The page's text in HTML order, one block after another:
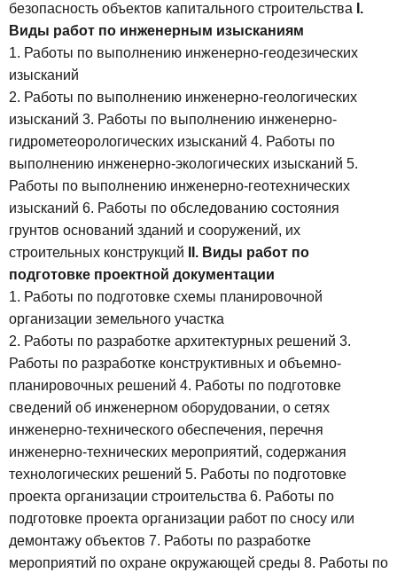
безопасность объектов капитального строительства I.
Виды работ по инженерным изысканиям
1. Работы по выполнению инженерно-геодезических
изысканий
2. Работы по выполнению инженерно-геологических
изысканий 3. Работы по выполнению инженерно-
гидрометеорологических изысканий 4. Работы по
выполнению инженерно-экологических изысканий 5.
Работы по выполнению инженерно-геотехнических
изысканий 6. Работы по обследованию состояния
грунтов оснований зданий и сооружений, их
строительных конструкций
II. Виды работ по
подготовке проектной документации
1. Работы по подготовке схемы планировочной
организации земельного участка
2. Работы по разработке архитектурных решений 3.
Работы по разработке конструктивных и объемно-
планировочных решений 4. Работы по подготовке
сведений об инженерном оборудовании, о сетях
инженерно-технического обеспечения, перечня
инженерно-технических мероприятий, содержания
технологических решений 5. Работы по подготовке
проекта организации строительства 6. Работы по
подготовке проекта организации работ по сносу или
демонтажу объектов 7. Работы по разработке
мероприятий по охране окружающей среды 8. Работы по